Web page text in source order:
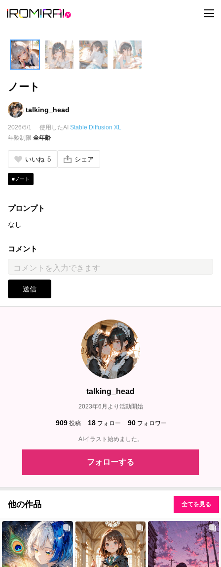
t
o
ノート
talking_head
2026/5/1 使用したAI Stable Diffusion XL
年齢制限 全年齢
いいね 5 シェア
#ノート
プロンプト
なし
コメント
送信
talking_head
2023年6月より活動開始
909 投稿 18 フォロー 90 フォロワー
AIイラスト始めました。
フォローする
他の作品 全てを見る